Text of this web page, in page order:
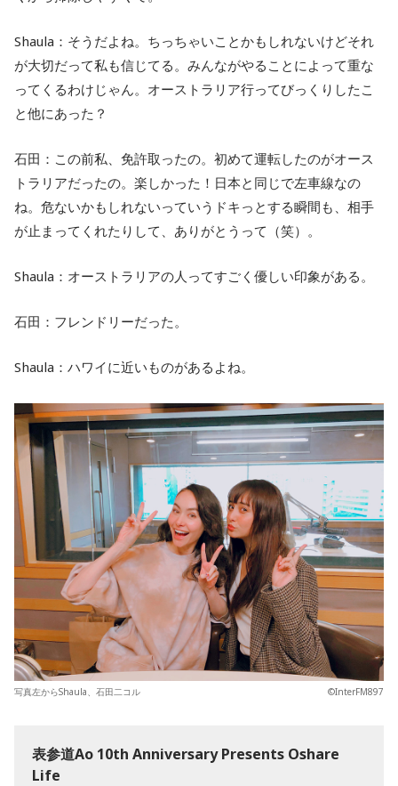
Shaula：そうだよね。ちっちゃいことかもしれないけどそれ
が大切だって私も信じてる。みんながやることによって重な
ってくるわけじゃん。オーストラリア行ってびっくりしたこ
と他にあった？
石田：この前私、免許取ったの。初めて運転したのがオース
トラリアだったの。楽しかった！日本と同じで左車線なの
ね。危ないかもしれないっていうドキっとする瞬間も、相手
が止まってくれたりして、ありがとうって（笑）。
Shaula：オーストラリアの人ってすごく優しい印象がある。
石田：フレンドリーだった。
Shaula：ハワイに近いものがあるよね。
写真左からShaula、石田二コル ©InterFM897
表参道Ao 10th Anniversary Presents Oshare
Life